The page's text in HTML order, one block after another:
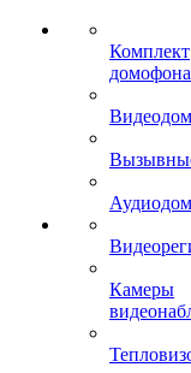
Комплект
домофона
Камеры